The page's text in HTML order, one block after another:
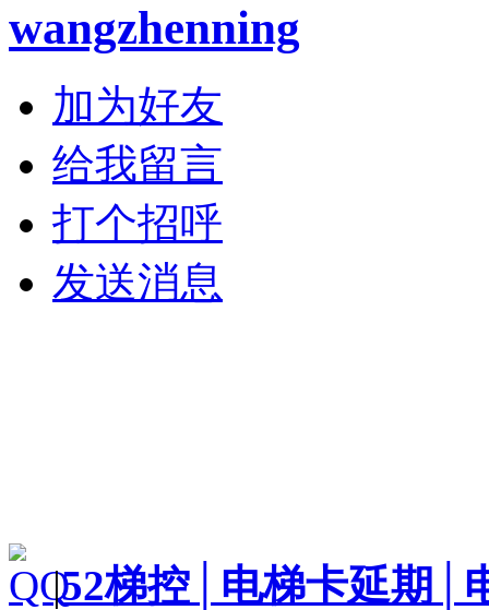
wangzhenning
加为好友
给我留言
打个招呼
发送消息
|52梯控│电梯卡延期│